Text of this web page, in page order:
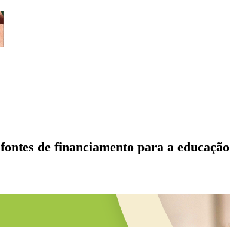
de financiamento para a educação